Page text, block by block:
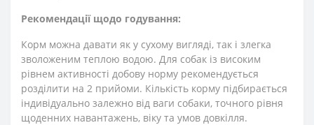
Рекомендації щодо годування:
Корм можна давати як у сухому вигляді, так і злегка
зволоженим теплою водою. Для собак із високим
рівнем активності добову норму рекомендується
розділити на 2 прийоми. Кількість корму підбирається
індивідуально залежно від ваги собаки, точного рівня
щоденних навантажень, віку та умов довкілля.